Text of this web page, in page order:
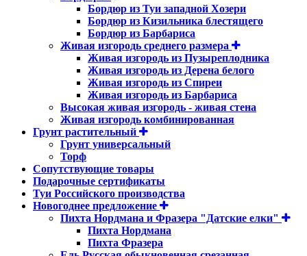
Бордюр из Туи западной Хозери
Бордюр из Кизильника блестящего
Бордюр из Барбариса
Живая изгородь среднего размера
Живая изгородь из Пузыреплодника
Живая изгородь из Дерена белого
Живая изгородь из Спиреи
Живая изгородь из Барбариса
Высокая живая изгородь - живая стена
Живая изгородь комбинированная
Грунт растительный
Грунт универсальный
Торф
Сопутствующие товары
Подарочные сертификаты
Туи Российского производства
Новогоднее предложение
Пихта Нордмана и Фразера "Датские елки"
Пихта Нордмана
Пихта Фразера